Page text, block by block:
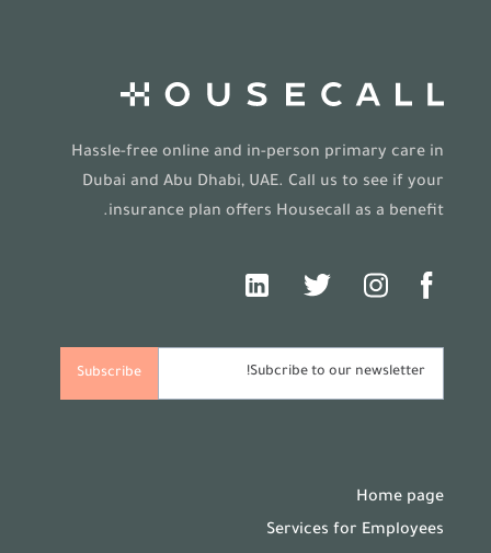
Hassle-free online and in-person primary care in
Dubai and Abu Dhabi, UAE. Call us to see if your
insurance plan offers Housecall as a benefit.
Home page
Services for Employees